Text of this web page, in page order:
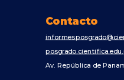
Contacto
Av. República de